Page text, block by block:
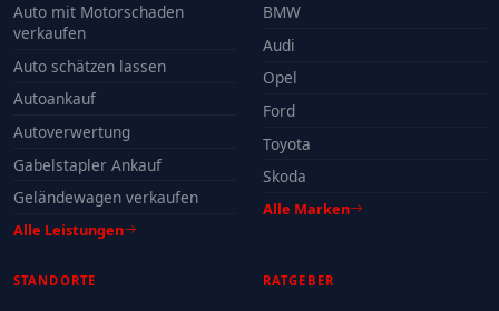
Auto mit Motorschaden
verkaufen
Auto schätzen lassen
Autoankauf
Autoverwertung
Gabelstapler Ankauf
Geländewagen verkaufen
Alle Leistungen
BMW
Audi
Opel
Ford
Toyota
Skoda
Alle Marken
STANDORTE RATGEBER